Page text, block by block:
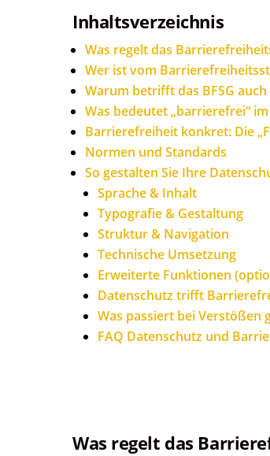
Inhaltsverzeichnis
Was regelt das
Wer ist vom
Warum betrifft das BFSG
Was bedeutet „barrierefrei“
Barrierefreiheit konkret: Die
Normen und Standards
So gestalten Sie Ihre
Sprache & Inhalt
Typografie & Gestaltung
Struktur & Navigation
Technische Umsetzung
Erweiterte Funktionen
Datenschutz trifft
Was passiert bei Verstößen
FAQ Datenschutz und
Was regelt das